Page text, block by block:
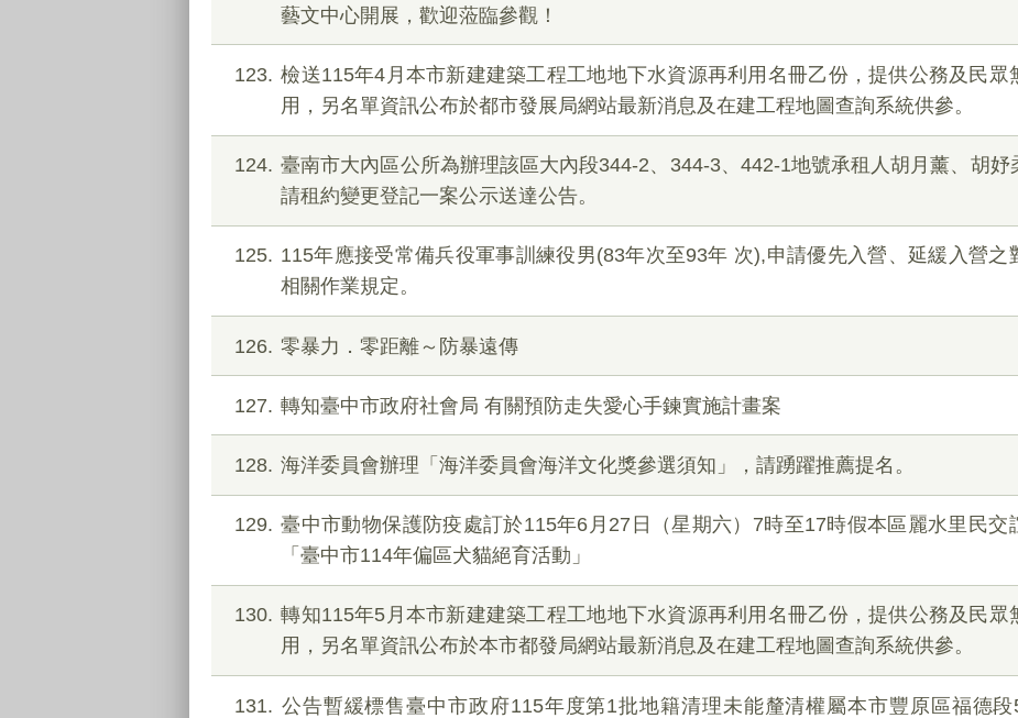
藝文中心開展，歡迎蒞臨參觀！
123
檢送115年4月本市新建建築工程工地地下水資源再利用名冊乙份，提供公務及民眾
用，另名單資訊公布於都市發展局網站最新消息及在建工程地圖查詢系統供參。
124
臺南市大內區公所為辦理該區大內段344-2、344-3、442-1地號承租人胡月薰、胡妤
請租約變更登記一案公示送達公告。
125
115年應接受常備兵役軍事訓練役男(83年次至93年 次),申請優先入營、延緩入營之
相關作業規定。
126 零暴力．零距離～防暴遠傳
127 轉知臺中市政府社會局 有關預防走失愛心手鍊實施計畫案
128 海洋委員會辦理「海洋委員會海洋文化獎參選須知」，請踴躍推薦提名。
129
臺中市動物保護防疫處訂於115年6月27日（星期六）7時至17時假本區麗水里民交
「臺中市114年偏區犬貓絕育活動」
130
轉知115年5月本市新建建築工程工地地下水資源再利用名冊乙份，提供公務及民眾
用，另名單資訊公布於本市都發局網站最新消息及在建工程地圖查詢系統供參。
131
公告暫緩標售臺中市政府115年度第1批地籍清理未能釐清權屬本市豐原區福德段